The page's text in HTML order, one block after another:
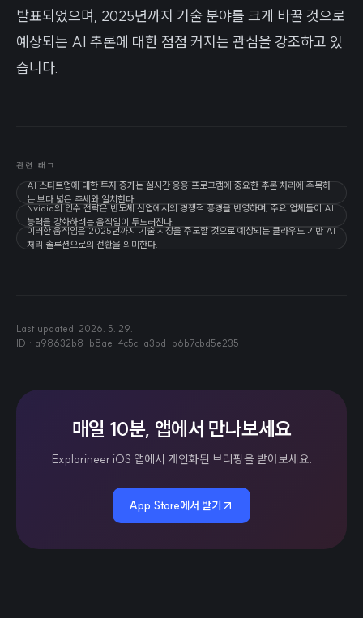
발표되었으며, 2025년까지 기술 분야를 크게 바꿀 것으로
예상되는 AI 추론에 대한 점점 커지는 관심을 강조하고 있
습니다.
관련 태그
AI 스타트업에 대한 투자 증가는 실시간 응용 프로그램에 중요한 추론 처리에 주목하
는 보다 넓은 추세와 일치한다.
Nvidia의 인수 전략은 반도체 산업에서의 경쟁적 풍경을 반영하며, 주요 업체들이 AI
능력을 강화하려는 움직임이 두드러진다.
이러한 움직임은 2025년까지 기술 시장을 주도할 것으로 예상되는 클라우드 기반 AI
처리 솔루션으로의 전환을 의미한다.
Last updated: 2026. 5. 29.
ID · a98632b8-b8ae-4c5c-a3bd-b6b7cbd5e235
매일 10분, 앱에서 만나보세요
Explorineer iOS 앱에서 개인화된 브리핑을 받아보세요.
App Store에서 받기